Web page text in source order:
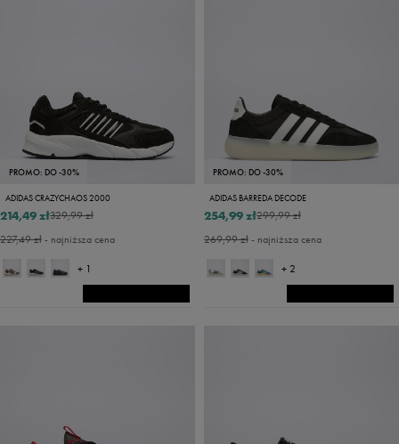
PROMO: DO -30%
ADIDAS CRAZYCHAOS 2000
329,99 zł
214,49 zł
227,49 zł- najniższa cena
+ 1
PROMO: DO -30%
ADIDAS BARREDA DECODE
299,99 zł
254,99 zł
269,99 zł- najniższa cena
+ 2